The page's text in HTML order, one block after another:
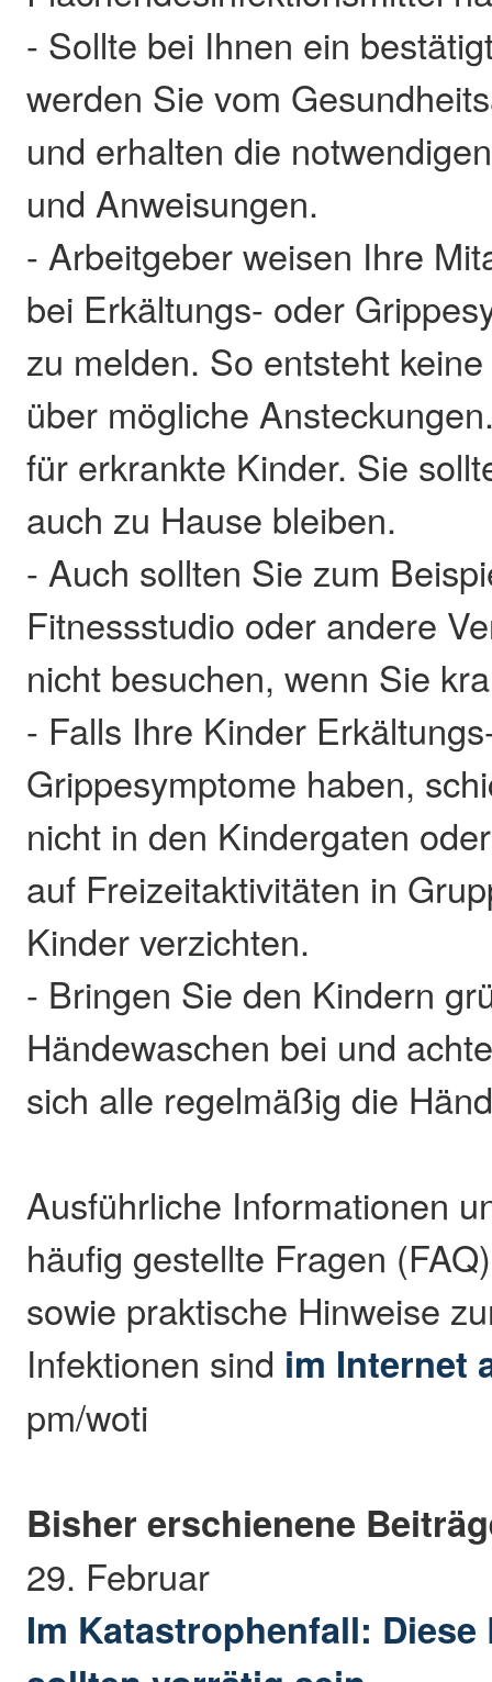
- Sollte bei Ihnen ein
werden Sie vom
und erhalten die
und Anweisungen.
- Arbeitgeber weisen Ihre
bei Erkältungs- oder
zu melden. So entsteht
über mögliche
für erkrankte Kinder. Sie
auch zu Hause bleiben.
- Auch sollten Sie zum
Fitnessstudio oder andere
nicht besuchen, wenn Sie
- Falls Ihre Kinder
Grippesymptome haben,
nicht in den Kindergaten
auf Freizeitaktivitäten in
Kinder verzichten.
- Bringen Sie den Kindern
Händewaschen bei und
sich alle regelmäßig die
Ausführliche Informationen
häufig gestellte Fragen
sowie praktische Hinweise
Infektionen sind im Internet
pm/woti
Bisher erschienene
29. Februar
Im Katastrophenfall: